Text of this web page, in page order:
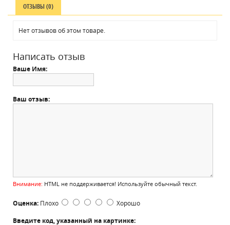
ОТЗЫВЫ (0)
Нет отзывов об этом товаре.
Написать отзыв
Ваше Имя:
Ваш отзыв:
Внимание: HTML не поддерживается! Используйте обычный текст.
Оценка: Плохо Хорошо
Введите код, указанный на картинке: